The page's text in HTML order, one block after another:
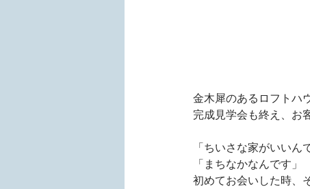
金木犀のあるロフトハ
完成見学会も終え、お
「ちいさな家がいいん
「まちなかなんです」
初めてお会いした時、